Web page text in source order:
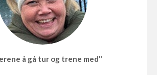
å gå tur og trene med"